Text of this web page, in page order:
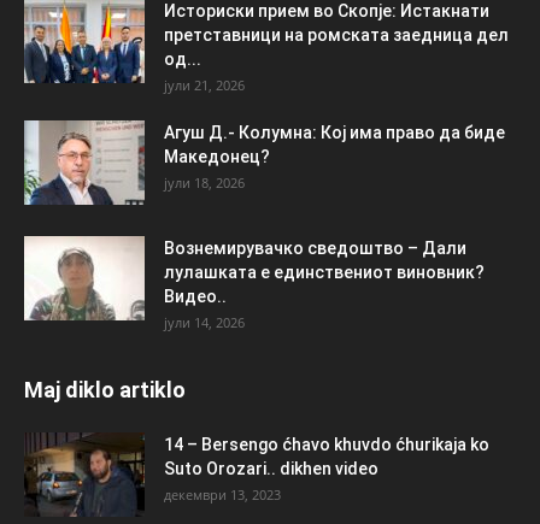
Историски прием во Скопје: Истакнати
претставници на ромската заедница дел
од...
јули 21, 2026
Агуш Д.- Колумна: Кој има право да биде
Македонец?
јули 18, 2026
Вознемирувачко сведоштво – Дали
лулашката е единствениот виновник?
Видео..
јули 14, 2026
Maj diklo artiklo
14 – Bersengo ćhavo khuvdo ćhurikaja ko
Suto Orozari.. dikhen video
декември 13, 2023